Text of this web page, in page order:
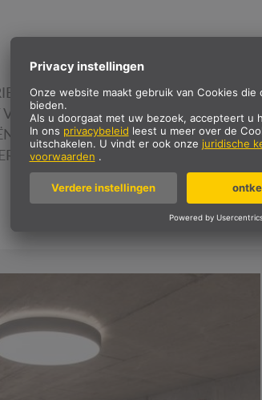
NAM CONTACT OP MET SLV
ALDINGER-PROJECT) HAD
WERDEN AFGESTEMD. DOOR
WORDEN UITGEVOERD.